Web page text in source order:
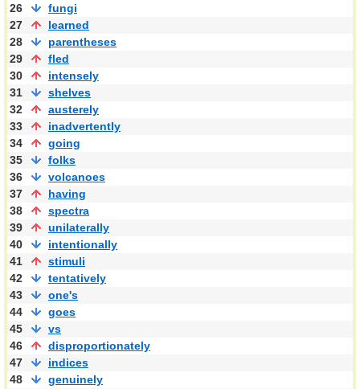
26
fungi
27
learned
28
parentheses
29
fled
30
intensely
31
shelves
32
austerely
33
inadvertently
34
going
35
folks
36
volcanoes
37
having
38
spectra
39
unilaterally
40
intentionally
41
stimuli
42
tentatively
43
one's
44
goes
45
vs
46
disproportionately
47
indices
48
genuinely